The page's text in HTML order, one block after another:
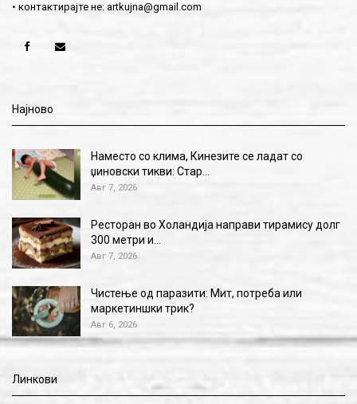
• контактирајте не: artkujna@gmail.com
Најново
Наместо со клима, Кинезите се ладат со
џиновски тикви: Стар…
Авг 7, 2026
Ресторан во Холандија направи тирамису долг
300 метри и…
Авг 7, 2026
Чистење од паразити: Мит, потреба или
маркетиншки трик?
Авг 6, 2026
Линкови